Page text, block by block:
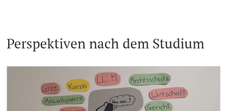
Perspektiven nach dem Studium